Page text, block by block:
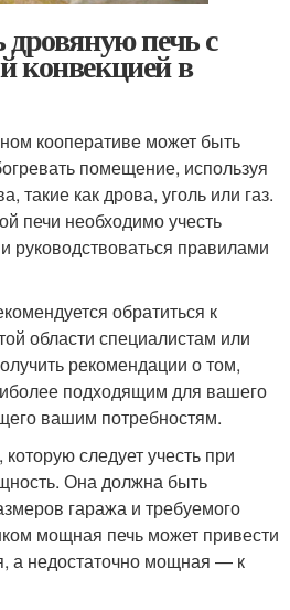
печь с
конвекцией в
кооперативе может быть
помещение, используя
такие как дрова, уголь или газ.
печи необходимо учесть
руководствоваться правилами
обратиться к
области специалистам или
рекомендации о том,
подходящим для вашего
вашим потребностям.
следует учесть при
Она должна быть
гаража и требуемого
мощная печь может привести
а недостаточно мощная — к